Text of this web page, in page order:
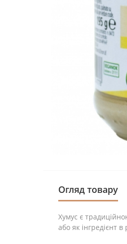
Огляд товару
Хумус є
або як інгредієнт